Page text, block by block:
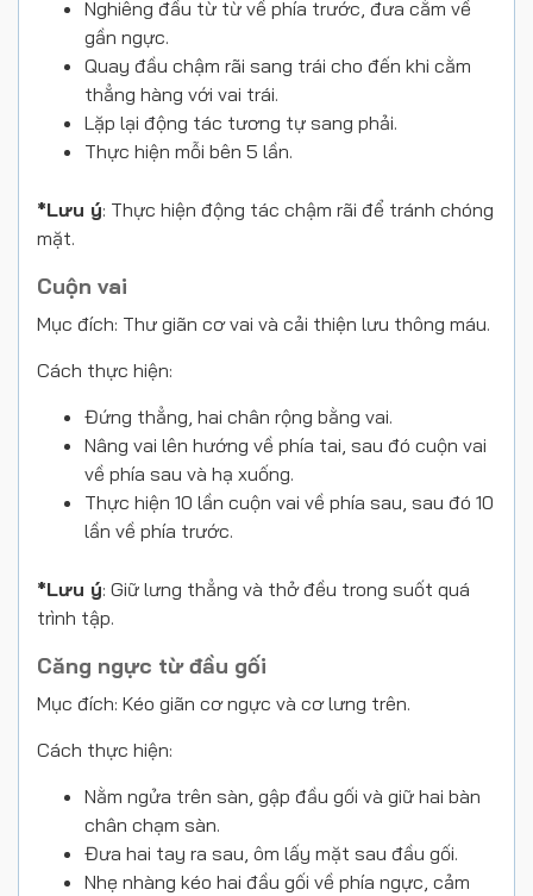
Nghiêng đầu từ từ về phía trước, đưa cằm về
gần ngực.
Quay đầu chậm rãi sang trái cho đến khi cằm
thẳng hàng với vai trái.
Lặp lại động tác tương tự sang phải.
Thực hiện mỗi bên 5 lần.
*Lưu ý: Thực hiện động tác chậm rãi để tránh chóng
mặt.
Cuộn vai
Mục đích: Thư giãn cơ vai và cải thiện lưu thông máu.
Cách thực hiện:
Đứng thẳng, hai chân rộng bằng vai.
Nâng vai lên hướng về phía tai, sau đó cuộn vai
về phía sau và hạ xuống.
Thực hiện 10 lần cuộn vai về phía sau, sau đó 10
lần về phía trước.
*Lưu ý: Giữ lưng thẳng và thở đều trong suốt quá
trình tập.
Căng ngực từ đầu gối
Mục đích: Kéo giãn cơ ngực và cơ lưng trên.
Cách thực hiện:
Nằm ngửa trên sàn, gập đầu gối và giữ hai bàn
chân chạm sàn.
Đưa hai tay ra sau, ôm lấy mặt sau đầu gối.
Nhẹ nhàng kéo hai đầu gối về phía ngực, cảm